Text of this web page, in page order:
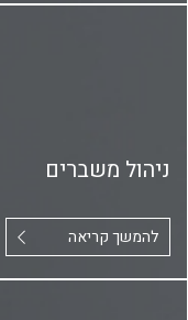
ניהול משברים
להמשך קריאה